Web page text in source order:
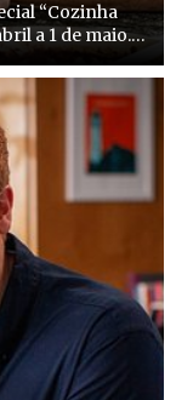
“Cozinha
a 1 de maio.
o 24Kitchen